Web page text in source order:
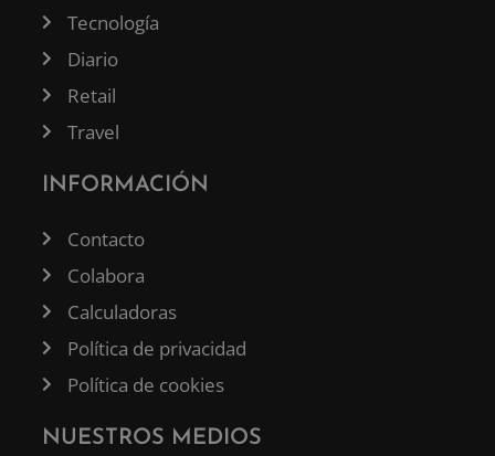
Tecnología
Diario
Retail
Travel
INFORMACIÓN
Contacto
Colabora
Calculadoras
Política de privacidad
Política de cookies
NUESTROS MEDIOS